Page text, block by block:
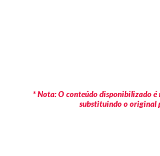
* Nota: O conteúdo disponibilizado
substituindo o original